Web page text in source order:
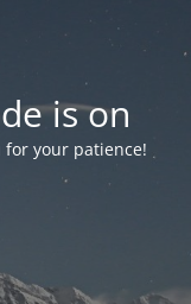
is on
for your patience!